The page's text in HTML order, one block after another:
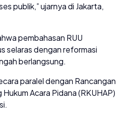
publik,” ujarnya di Jakarta,
pembahasan RUU
selaras dengan reformasi
berlangsung.
paralel dengan Rancangan
Acara Pidana (RKUHAP)